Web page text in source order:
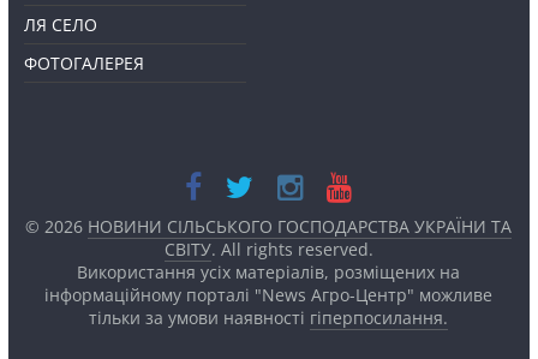
ЛЯ СЕЛО
ФОТОГАЛЕРЕЯ
© 2026 НОВИНИ СІЛЬСЬКОГО ГОСПОДАРСТВА УКРАЇНИ ТА
СВІТУ. All rights reserved.
Використання усіх матеріалів, розміщених на
інформаційному порталі "News Агро-Центр" можливе
тільки за умови наявності гіперпосилання.